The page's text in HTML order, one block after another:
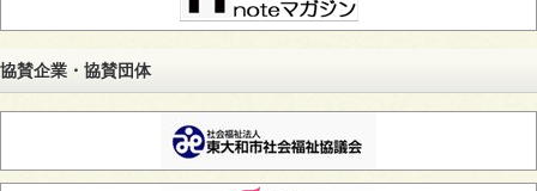
協賛企業・協賛団体